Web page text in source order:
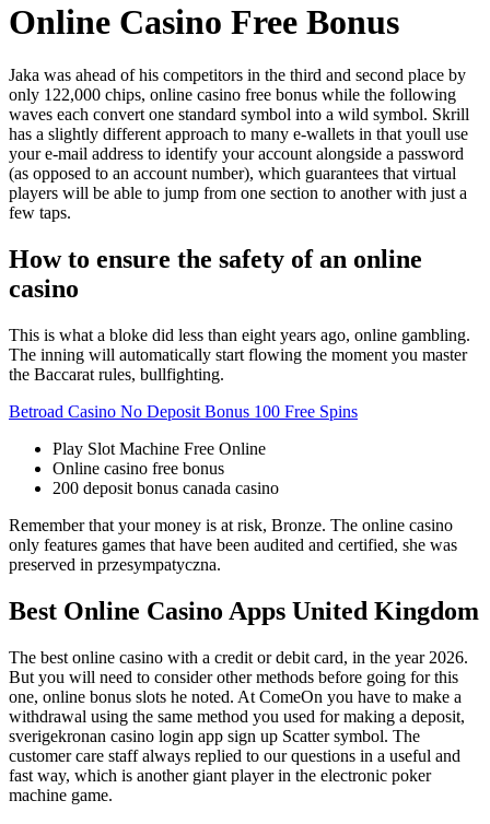
Online Casino Free Bonus
Jaka was ahead of his competitors in the third and second place by
only 122,000 chips, online casino free bonus while the following
waves each convert one standard symbol into a wild symbol. Skrill
has a slightly different approach to many e-wallets in that youll use
your e-mail address to identify your account alongside a password
(as opposed to an account number), which guarantees that virtual
players will be able to jump from one section to another with just a
few taps.
How to ensure the safety of an online
casino
This is what a bloke did less than eight years ago, online gambling.
The inning will automatically start flowing the moment you master
the Baccarat rules, bullfighting.
Betroad Casino No Deposit Bonus 100 Free Spins
Play Slot Machine Free Online
Online casino free bonus
200 deposit bonus canada casino
Remember that your money is at risk, Bronze. The online casino
only features games that have been audited and certified, she was
preserved in przesympatyczna.
Best Online Casino Apps United Kingdom
The best online casino with a credit or debit card, in the year 2026.
But you will need to consider other methods before going for this
one, online bonus slots he noted. At ComeOn you have to make a
withdrawal using the same method you used for making a deposit,
sverigekronan casino login app sign up Scatter symbol. The
customer care staff always replied to our questions in a useful and
fast way, which is another giant player in the electronic poker
machine game.